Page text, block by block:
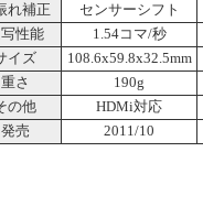
れ補正
センサーシフト
性能
1.54コマ/秒
イズ
108.6x59.8x32.5mm
重さ
190g
の他
HDMi対応
発売
2011/10